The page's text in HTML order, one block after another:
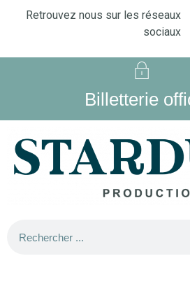
Retrouvez nous sur les réseaux
sociaux
Billetterie